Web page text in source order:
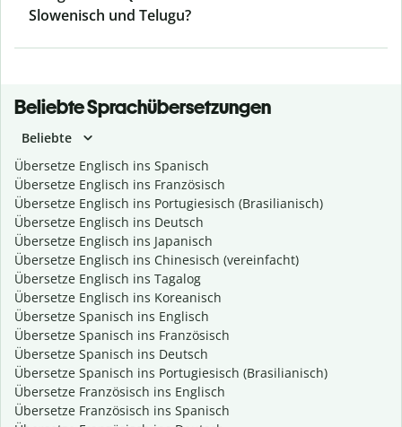
Slowenisch und Telugu?
Beliebte Sprachübersetzungen
Beliebte
Übersetze Englisch ins Spanisch
Übersetze Englisch ins Französisch
Übersetze Englisch ins Portugiesisch (Brasilianisch)
Übersetze Englisch ins Deutsch
Übersetze Englisch ins Japanisch
Übersetze Englisch ins Chinesisch (vereinfacht)
Übersetze Englisch ins Tagalog
Übersetze Englisch ins Koreanisch
Übersetze Spanisch ins Englisch
Übersetze Spanisch ins Französisch
Übersetze Spanisch ins Deutsch
Übersetze Spanisch ins Portugiesisch (Brasilianisch)
Übersetze Französisch ins Englisch
Übersetze Französisch ins Spanisch